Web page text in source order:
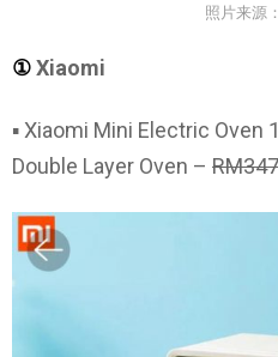
照片来源：
①Xiaomi
▪ Xiaomi Mini Electric Oven
Double Layer Oven –